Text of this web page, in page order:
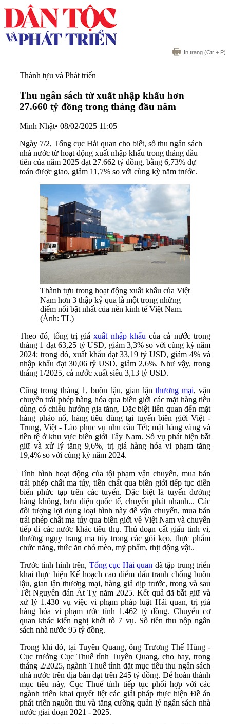
In trang (Ctr + P)
Thành tựu và Phát triển
Thu ngân sách từ xuất nhập khẩu hơn
27.660 tỷ đồng trong tháng đầu năm
Minh Nhật• 08/02/2025 11:05
Ngày 7/2, Tổng cục Hải quan cho biết, số thu ngân sách
nhà nước từ hoạt động xuất nhập khẩu trong tháng đầu
tiên của năm 2025 đạt 27.662 tỷ đồng, bằng 6,73% dự
toán được giao, giảm 11,7% so với cùng kỳ năm trước.
Thành tựu trong hoạt động xuất khẩu của Việt
Nam hơn 3 thập kỷ qua là một trong những
điểm nổi bật nhất của nền kinh tế Việt Nam.
(Ảnh: TL)
Theo đó, tổng trị giáxuất nhập khẩu của cả nước trong
tháng 1 đạt 63,25 tỷ USD, giảm 3,3% so với cùng kỳ năm
2024; trong đó, xuất khẩu đạt 33,19 tỷ USD, giảm 4% và
nhập khẩu đạt 30,06 tỷ USD, giảm 2,6%. Như vậy, trong
tháng 1/2025, cả nước xuất siêu 3,13 tỷ USD.
Cũng trong tháng 1, buôn lậu, gian lận thương mại, vận
chuyển trái phép hàng hóa qua biên giới các mặt hàng tiêu
dùng có chiều hướng gia tăng. Đặc biệt liên quan đến mặt
hàng pháo nổ, hàng tiêu dùng tại tuyến biên giới Việt -
Trung, Việt - Lào phục vụ nhu cầu Tết; mặt hàng vàng và
tiền tệ ở khu vực biên giới Tây Nam. Số vụ phát hiện bắt
giữ và xử lý tăng 9,6%, trị giá hàng hóa vi phạm tăng
19,4% so với cùng kỳ năm 2024.
Tình hình hoạt động của tội phạm vận chuyển, mua bán
trái phép chất ma túy, tiền chất qua biên giới tiếp tục diễn
biến phức tạp trên các tuyến. Đặc biệt là tuyến đường
hàng không, bưu điện quốc tế, chuyển phát nhanh... Các
đối tượng lợi dụng loại hình này để vận chuyển, mua bán
trái phép chất ma túy qua biên giới về Việt Nam và chuyển
tiếp đi các nước khác tiêu thụ. Thủ đoạn cất giấu tinh vi,
thường ngụy trang ma túy trong các gói kẹo, thực phẩm
chức năng, thức ăn chó mèo, mỹ phẩm, thịt động vật..
Trước tình hình trên, Tổng cục Hải quan đã tập trung triển
khai thực hiện Kế hoạch cao điểm đấu tranh chống buôn
lậu, gian lận thương mại, hàng giả dịp trước, trong và sau
Tết Nguyên đán Ất Tỵ năm 2025. Kết quả đã bắt giữ và
xử lý 1.430 vụ việc vi phạm pháp luật Hải quan, trị giá
hàng hóa vi phạm ước tính 1.462 tỷ đồng. Chuyển cơ
quan khác kiến nghị khởi tố 7 vụ. Số tiền thu nộp ngân
sách nhà nước 95 tỷ đồng.
Trong khi đó, tại Tuyên Quang, ông Trương Thế Hùng -
Cục trưởng Cục Thuế tỉnh Tuyên Quang, cho hay, trong
tháng 2/2025, ngành Thuế tỉnh đặt mục tiêu thu ngân sách
nhà nước trên địa bàn đạt trên 245 tỷ đồng. Để hoàn thành
mục tiêu này, Cục Thuế tỉnh tiếp tục phối hợp với các
ngành triển khai quyết liệt các giải pháp thực hiện Đề án
phát triển nguồn thu và tăng cường quản lý ngân sách nhà
nước giai đoạn 2021 - 2025.